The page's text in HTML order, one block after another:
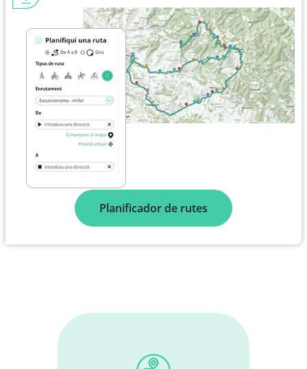
Planificador de rutes